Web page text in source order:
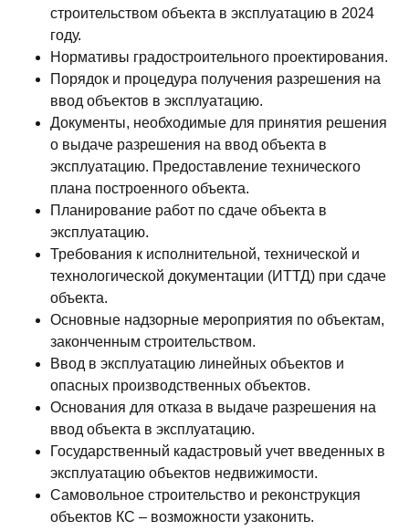
строительством объекта в эксплуатацию в 2024
году.
Нормативы градостроительного проектирования.
Порядок и процедура получения разрешения на
ввод объектов в эксплуатацию.
Документы, необходимые для принятия решения
о выдаче разрешения на ввод объекта в
эксплуатацию. Предоставление технического
плана построенного объекта.
Планирование работ по сдаче объекта в
эксплуатацию.
Требования к исполнительной, технической и
технологической документации (ИТТД) при сдаче
объекта.
Основные надзорные мероприятия по объектам,
законченным строительством.
Ввод в эксплуатацию линейных объектов и
опасных производственных объектов.
Основания для отказа в выдаче разрешения на
ввод объекта в эксплуатацию.
Государственный кадастровый учет введенных в
эксплуатацию объектов недвижимости.
Самовольное строительство и реконструкция
объектов КС – возможности узаконить.